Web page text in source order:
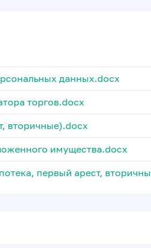
данных.docx
торгов.docx
вторичные).docx
имущества.docx
первый арест,